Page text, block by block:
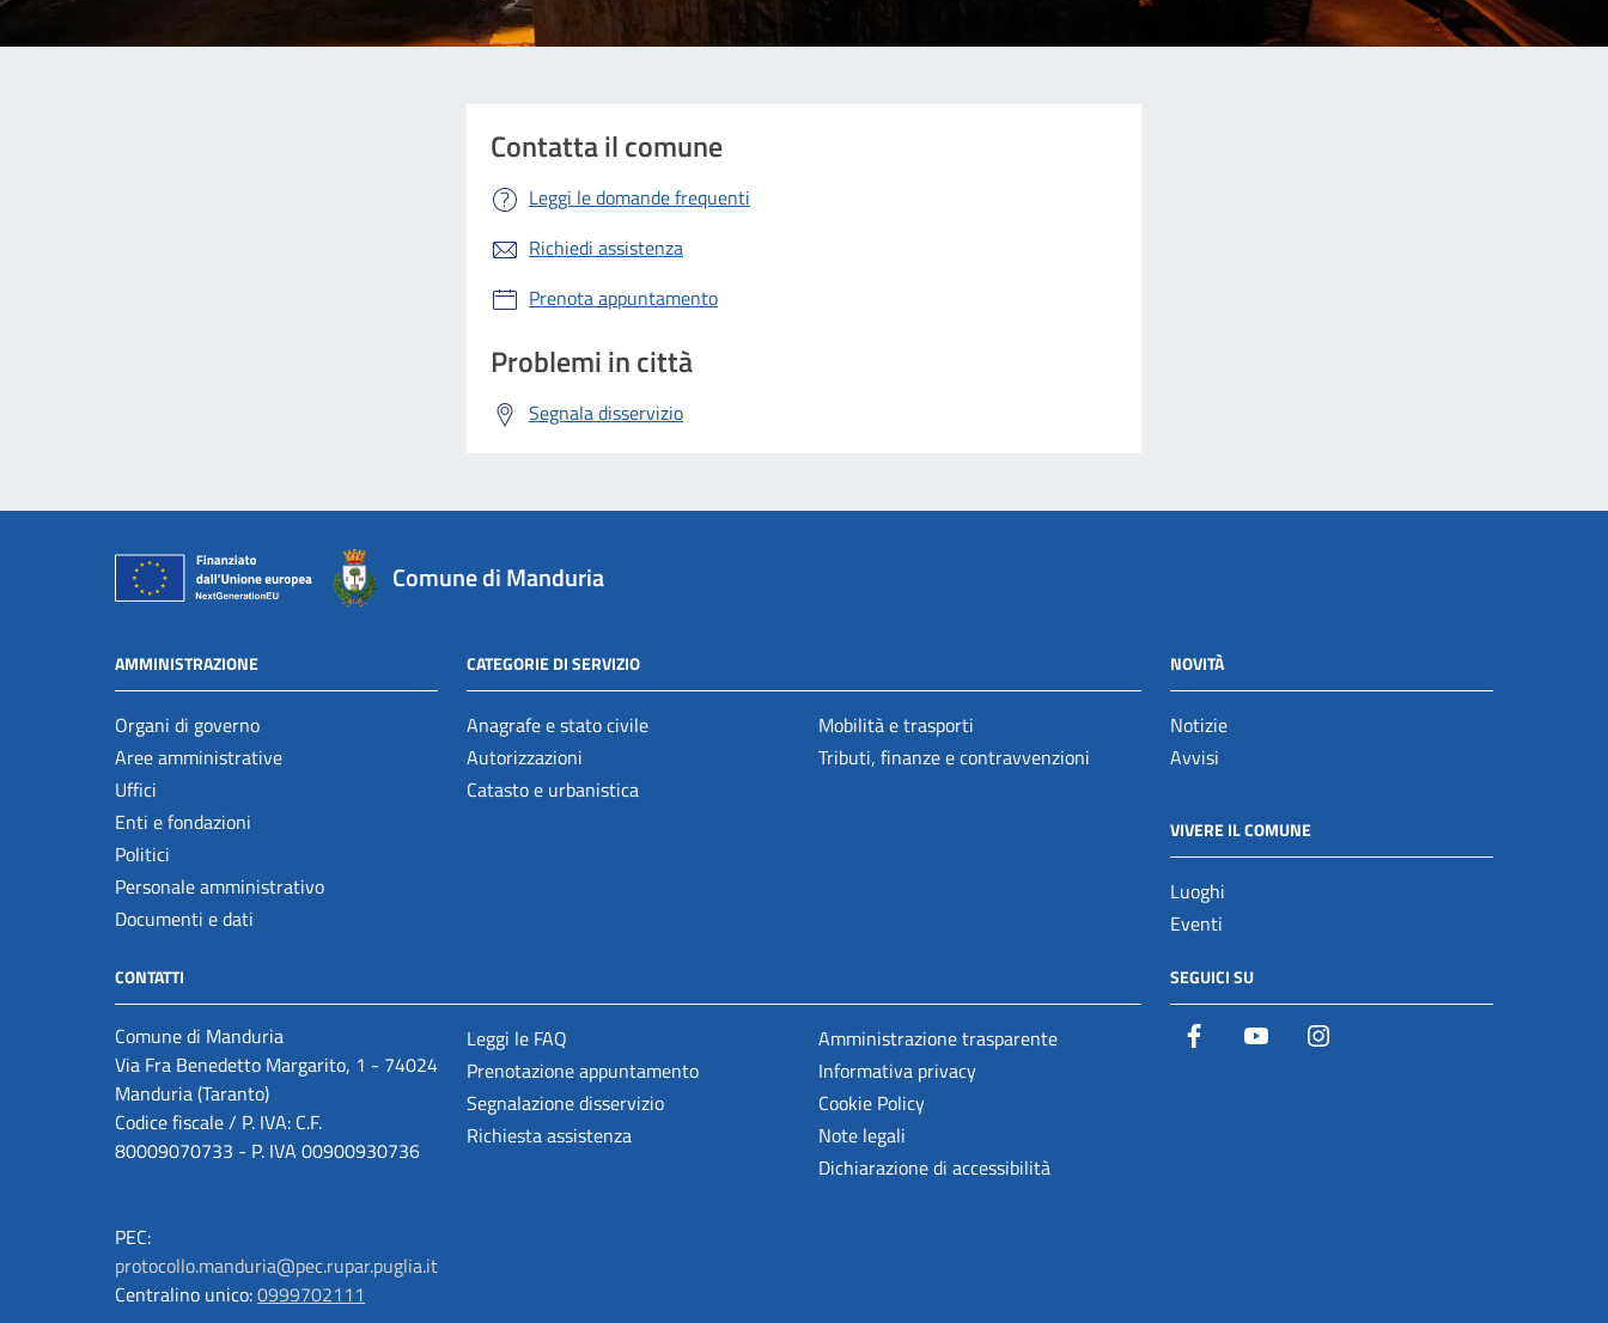
Contatta il comune
Leggi le domande frequenti
Richiedi assistenza
Prenota appuntamento
Problemi in città
Segnala disservizio
Comune di Manduria
AMMINISTRAZIONE
Organi di governo
Aree amministrative
Uffici
Enti e fondazioni
Politici
Personale amministrativo
Documenti e dati
CATEGORIE DI SERVIZIO
Anagrafe e stato civile
Autorizzazioni
Catasto e urbanistica
Mobilità e trasporti
Tributi, finanze e contravvenzioni
NOVITÀ
Notizie
Avvisi
VIVERE IL COMUNE
Luoghi
Eventi
CONTATTI
Comune di Manduria
Via Fra Benedetto Margarito, 1 - 74024
Manduria (Taranto)
Codice fiscale / P. IVA: C.F.
80009070733 - P. IVA 00900930736
PEC:
protocollo.manduria@pec.rupar.puglia.it
Centralino unico:0999702111
Leggi le FAQ
Prenotazione appuntamento
Segnalazione disservizio
Richiesta assistenza
Amministrazione trasparente
Informativa privacy
Cookie Policy
Note legali
Dichiarazione di accessibilità
SEGUICI SU
Facebook YouTube